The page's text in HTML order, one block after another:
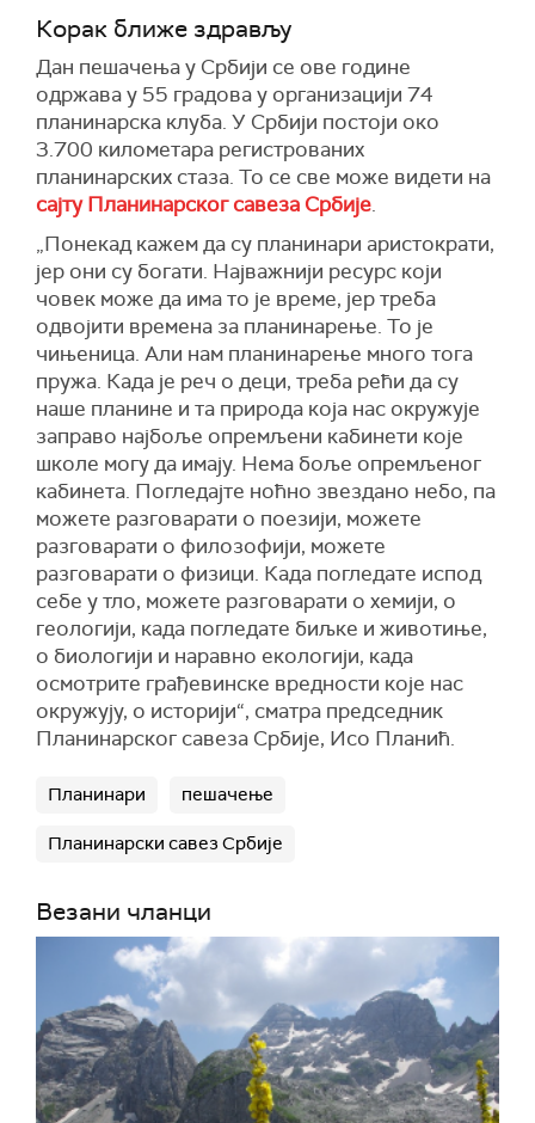
Корак ближе здрављу
Дан пешачења у Србији се ове године
одржава у 55 градова у организацији 74
планинарска клуба. У Србији постоји око
3.700 километара регистрованих
планинарских стаза. То се све може видети на
сајту Планинарског савеза Србије.
„Понекад кажем да су планинари аристократи,
јер они су богати. Најважнији ресурс који
човек може да има то је време, јер треба
одвојити времена за планинарење. То је
чињеница. Али нам планинарење много тога
пружа. Када је реч о деци, треба рећи да су
наше планине и та природа која нас окружује
заправо најбоље опремљени кабинети које
школе могу да имају. Нема боље опремљеног
кабинета. Погледајте ноћно звездано небо, па
можете разговарати о поезији, можете
разговарати о филозофији, можете
разговарати о физици. Када погледате испод
себе у тло, можете разговарати о хемији, о
геологији, када погледате биљке и животиње,
о биологији и наравно екологији, када
осмотрите грађевинске вредности које нас
окружују, о историји“, сматра председник
Планинарског савеза Србије, Исо Планић.
Планинари пешачење
Планинарски савез Србије
Везани чланци